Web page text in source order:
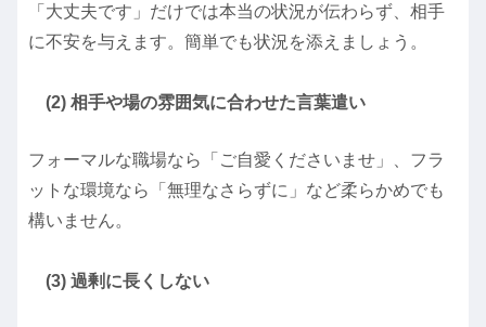
「大丈夫です」だけでは本当の状況が伝わらず、相手
に不安を与えます。簡単でも状況を添えましょう。
(2) 相手や場の雰囲気に合わせた言葉遣い
フォーマルな職場なら「ご自愛くださいませ」、フラ
ットな環境なら「無理なさらずに」など柔らかめでも
構いません。
(3) 過剰に長くしない